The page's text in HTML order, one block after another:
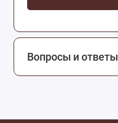
Вопросы и ответы